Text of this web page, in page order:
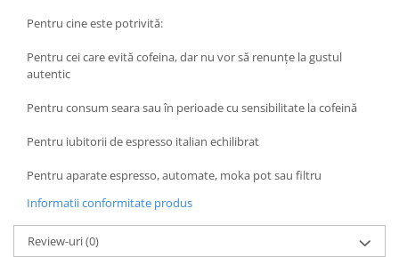
Pentru cine este potrivită:
Pentru cei care evită cofeina, dar nu vor să renunțe la gustul
autentic
Pentru consum seara sau în perioade cu sensibilitate la cofeină
Pentru iubitorii de espresso italian echilibrat
Pentru aparate espresso, automate, moka pot sau filtru
Informatii conformitate produs
Review-uri(0)